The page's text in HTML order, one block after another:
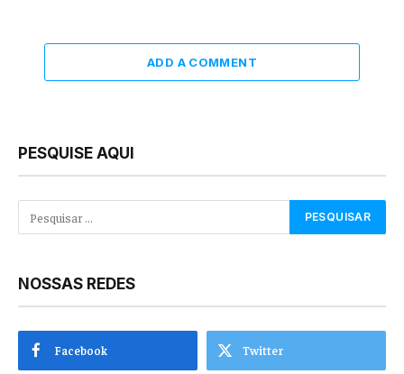
ADD A COMMENT
PESQUISE AQUI
NOSSAS REDES
Facebook Twitter